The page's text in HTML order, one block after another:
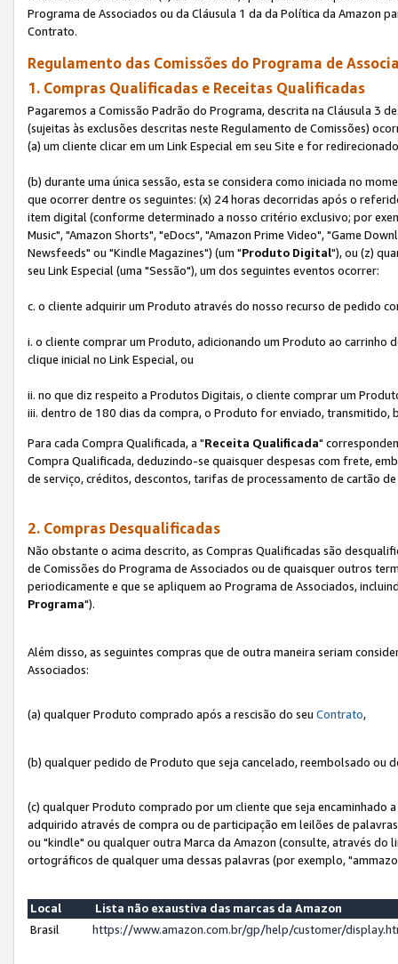
Programa de Associados ou da Cláusula 1 da da Política da Amazon
Contrato.
Regulamento das Comissões do Programa de
1. Compras Qualificadas e Receitas Qualificadas
Pagaremos a Comissão Padrão do Programa, descrita na Cláusula 3
(sujeitas às exclusões descritas neste Regulamento de Comissões)
(a) um cliente clicar em um Link Especial em seu Site e for
(b) durante uma única sessão, esta se considera como iniciada no
que ocorrer dentre os seguintes: (x) 24 horas decorridas após o
item digital (conforme determinado a nosso critério exclusivo; por
Music", "Amazon Shorts", "eDocs", "Amazon Prime Video", "Game
Newsfeeds" ou "Kindle Magazines") (um "Produto Digital"), ou (z)
seu Link Especial (uma "Sessão"), um dos seguintes eventos ocorrer:
c. o cliente adquirir um Produto através do nosso recurso de pedido
i. o cliente comprar um Produto, adicionando um Produto ao
clique inicial no Link Especial, ou
ii. no que diz respeito a Produtos Digitais, o cliente comprar um
iii. dentro de 180 dias da compra, o Produto for enviado, transmitido,
Para cada Compra Qualificada, a "Receita Qualificada"
Compra Qualificada, deduzindo-se quaisquer despesas com frete,
de serviço, créditos, descontos, tarifas de processamento de cartão
2. Compras Desqualificadas
Não obstante o acima descrito, as Compras Qualificadas são
de Comissões do Programa de Associados ou de quaisquer outros
periodicamente e que se apliquem ao Programa de Associados,
Programa").
Além disso, as seguintes compras que de outra maneira seriam
Associados:
(a) qualquer Produto comprado após a rescisão do seu Contrato,
(b) qualquer pedido de Produto que seja cancelado, reembolsado ou
(c) qualquer Produto comprado por um cliente que seja encaminhado
adquirido através de compra ou de participação em leilões de
ou "kindle" ou qualquer outra Marca da Amazon (consulte, através do
ortográficos de qualquer uma dessas palavras (por exemplo,
Local
Lista não exaustiva das marcas da Amazon
Brasil
https://www.amazon.com.br/gp/help/customer/